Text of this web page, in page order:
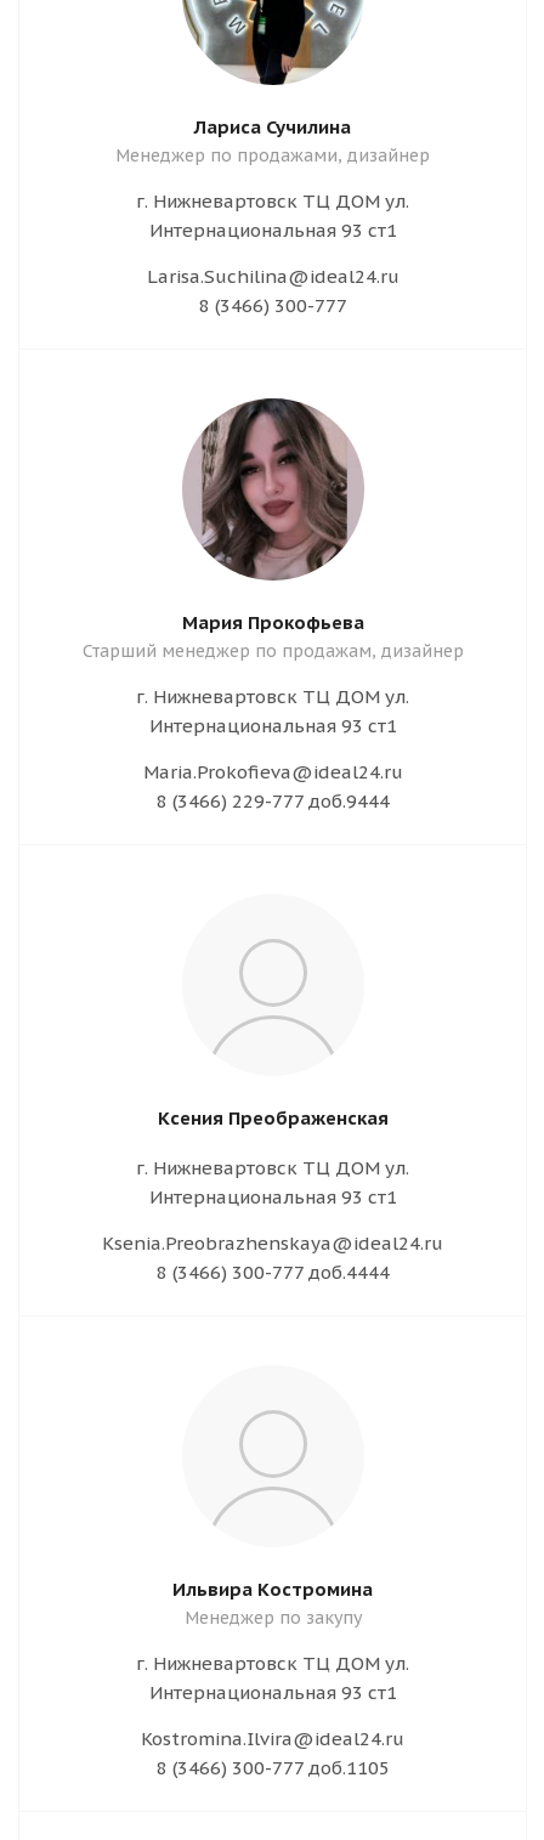
Лариса Сучилина
Менеджер по продажами, дизайнер
г. Нижневартовск ТЦ ДОМ ул.
Интернациональная 93 ст1
Larisa.Suchilina@ideal24.ru
8 (3466) 300-777
Мария Прокофьева
Старший менеджер по продажам, дизайнер
г. Нижневартовск ТЦ ДОМ ул.
Интернациональная 93 ст1
Maria.Prokofieva@ideal24.ru
8 (3466) 229-777 доб.9444
Ксения Преображенская
г. Нижневартовск ТЦ ДОМ ул.
Интернациональная 93 ст1
Ksenia.Preobrazhenskaya@ideal24.ru
8 (3466) 300-777 доб.4444
Ильвира Костромина
Менеджер по закупу
г. Нижневартовск ТЦ ДОМ ул.
Интернациональная 93 ст1
Kostromina.Ilvira@ideal24.ru
8 (3466) 300-777 доб.1105